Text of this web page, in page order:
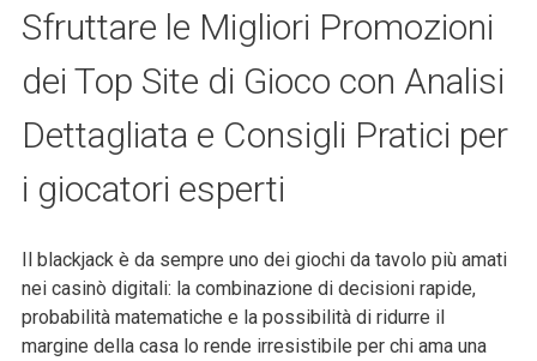
Sfruttare le Migliori Promozioni
dei Top Site di Gioco con Analisi
Dettagliata e Consigli Pratici per
i giocatori esperti
Il blackjack è da sempre uno dei giochi da tavolo più amati
nei casinò digitali: la combinazione di decisioni rapide,
probabilità matematiche e la possibilità di ridurre il
margine della casa lo rende irresistibile per chi ama una